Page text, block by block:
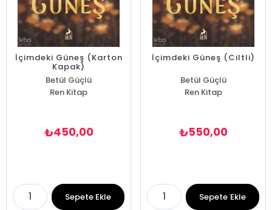
İçimdeki Güneş (Karton
Kapak)
Betül Güçlü
Ren Kitap
₺450,00
Sepete Ekle
İçimdeki Güneş (Ciltli)
Betül Güçlü
Ren Kitap
₺550,00
Sepete Ekle